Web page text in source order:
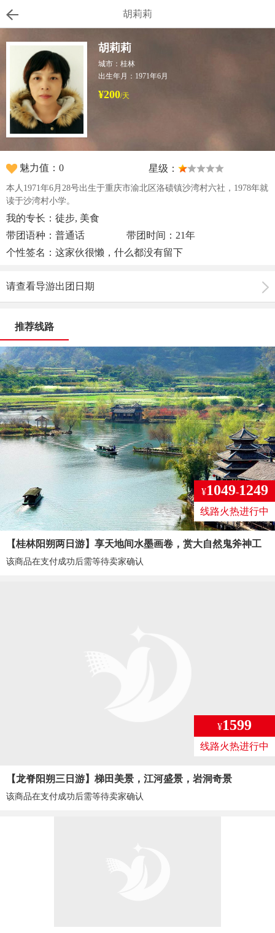
胡莉莉
胡莉莉
城市：桂林
出生年月：1971年6月
¥200/天
魅力值：0 星级：
本人1971年6月28号出生于重庆市渝北区洛碛镇沙湾村六社，1978年就
读于沙湾村小学。
我的专长：徒步, 美食
带团语种：普通话
带团时间：21年
个性签名：这家伙很懒，什么都没有留下
请查看导游出团日期
推荐线路
¥1049-1249
线路火热进行中
【桂林阳朔两日游】享天地间水墨画卷，赏大自然鬼斧神工
该商品在支付成功后需等待卖家确认
¥1599
线路火热进行中
【龙脊阳朔三日游】梯田美景，江河盛景，岩洞奇景
该商品在支付成功后需等待卖家确认